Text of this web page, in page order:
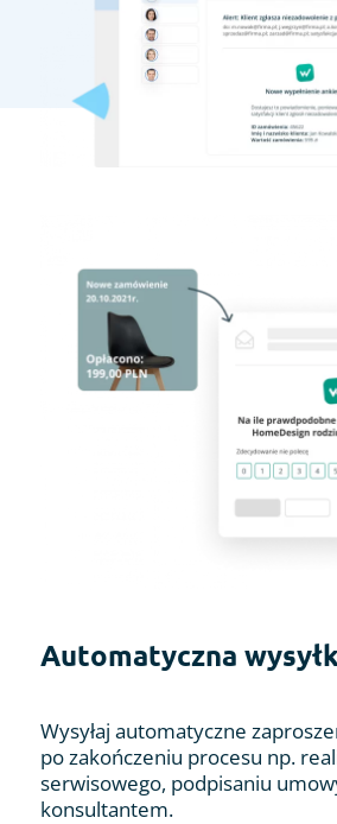
Automatyczna
Wysyłaj automatyczne
po zakończeniu procesu np.
serwisowego, podpisaniu
konsultantem.